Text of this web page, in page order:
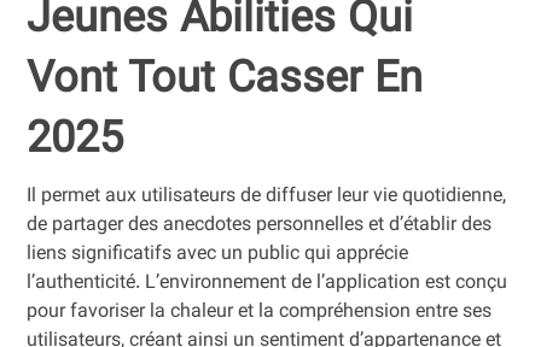
Jeunes Abilities Qui
Vont Tout Casser En
2025
Il permet aux utilisateurs de diffuser leur vie quotidienne,
de partager des anecdotes personnelles et d’établir des
liens significatifs avec un public qui apprécie
l’authenticité. L’environnement de l’application est conçu
pour favoriser la chaleur et la compréhension entre ses